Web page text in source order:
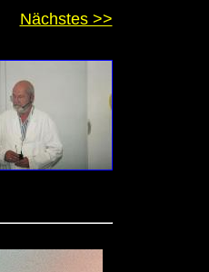
Nächstes >>